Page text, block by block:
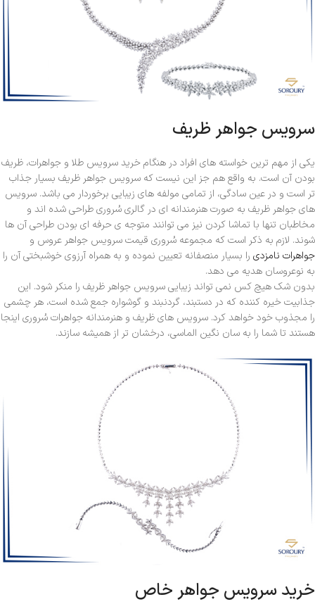
سرویس جواهر ظریف
یکی از مهم ترین خواسته های افراد در هنگام خرید سرویس طلا و جواهرات، ظریف
بودن آن است. به واقع هم جز این نیست که سرویس جواهر ظریف بسیار جذاب
تر است و در عین سادگی، از تمامی مولفه های زیبایی برخوردار می باشد. سرویس
های جواهر ظریف به صورت هنرمندانه ای در گالری سُروری طراحی شده اند و
مخاطبان تنها با تماشا کردن نیز می توانند متوجه ی حرفه ای بودن طراحی آن ها
شوند. لازم به ذکر است که مجموعه سُروری قیمت سرویس جواهر عروس و
جواهرات نامزدی را بسیار منصفانه تعیین نموده و به همراه آرزوی خوشبختی آن را
به نوعروسان هدیه می دهد.
بدون شک هیچ کس نمی تواند زیبایی سرویس جواهر ظریف را منکر شود. این
جذابیت خیره کننده که در دستبند، گردنبند و گوشواره جمع شده است، هر چشمی
را مجذوب خود خواهد کرد. سرویس های ظریف و هنرمندانه جواهرات سُروری اینجا
هستند تا شما را به سان نگین الماسی، درخشان تر از همیشه سازند.
خرید سرویس جواهر خاص